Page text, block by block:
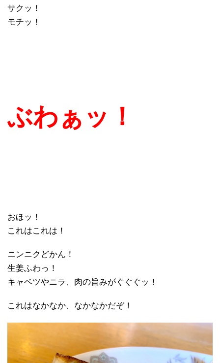
サクッ！
モチッ！
ぶわぁッ！
おほッ！
これはこれは！
ニンニクどかん！
生姜ふわっ！
キャベツやニラ、肉の旨みがぐぐぐッ！
これはなかなか、なかなかだぞ！